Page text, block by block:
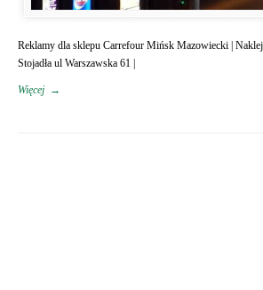
Reklamy dla sklepu Carrefour Mińsk Mazowiecki |
Stojadła ul Warszawska 61 |
Więcej →